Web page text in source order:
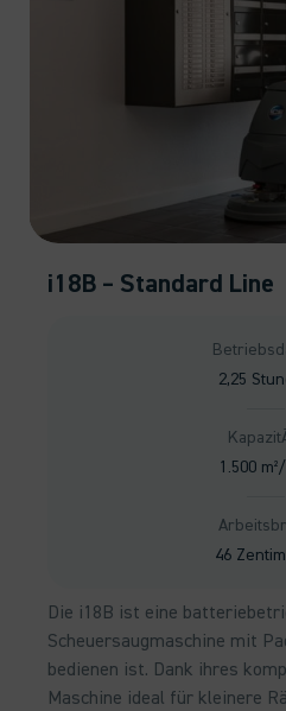
i18B – Standard Line
2,25
1.500
46
Die i18B ist eine
Scheuersaugmaschine mit
bedienen ist. Dank ihres
Maschine ideal für kleinere